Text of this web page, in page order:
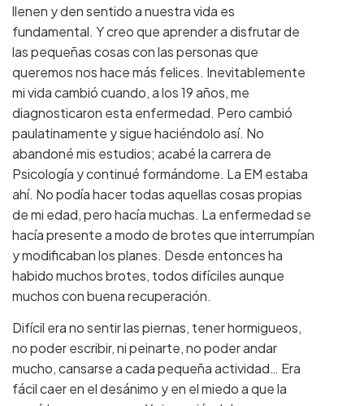
llenen y den sentido a nuestra vida es
fundamental. Y creo que aprender a disfrutar de
las pequeñas cosas con las personas que
queremos nos hace más felices. Inevitablemente
mi vida cambió cuando, a los 19 años, me
diagnosticaron esta enfermedad. Pero cambió
paulatinamente y sigue haciéndolo así. No
abandoné mis estudios; acabé la carrera de
Psicología y continué formándome. La EM estaba
ahí. No podía hacer todas aquellas cosas propias
de mi edad, pero hacía muchas. La enfermedad se
hacía presente a modo de brotes que interrumpían
y modificaban los planes. Desde entonces ha
habido muchos brotes, todos difíciles aunque
muchos con buena recuperación.
Difícil era no sentir las piernas, tener hormigueos,
no poder escribir, ni peinarte, no poder andar
mucho, cansarse a cada pequeña actividad… Era
fácil caer en el desánimo y en el miedo a que la